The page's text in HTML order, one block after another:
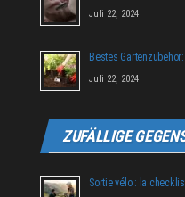
Juli 22, 2024
Bestes
Juli 22, 2024
ZUFÄLLIGE
Sortie vélo : la